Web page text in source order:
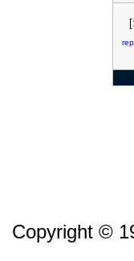
Copyright ©